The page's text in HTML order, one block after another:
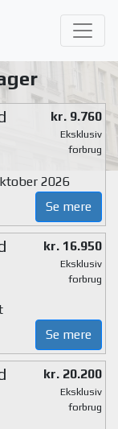
kr. 9.760
Eksklusiv
forbrug
2026
Se mere
kr. 16.950
Eksklusiv
forbrug
Se mere
kr. 20.200
Eksklusiv
forbrug